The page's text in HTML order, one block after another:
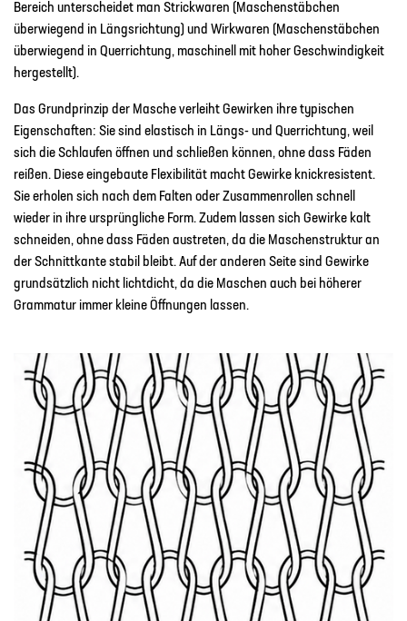
Bereich unterscheidet man Strickwaren (Maschenstäbchen
überwiegend in Längsrichtung) und Wirkwaren (Maschenstäbchen
überwiegend in Querrichtung, maschinell mit hoher Geschwindigkeit
hergestellt).
Das Grundprinzip der Masche verleiht Gewirken ihre typischen
Eigenschaften: Sie sind elastisch in Längs- und Querrichtung, weil
sich die Schlaufen öffnen und schließen können, ohne dass Fäden
reißen. Diese eingebaute Flexibilität macht Gewirke knickresistent.
Sie erholen sich nach dem Falten oder Zusammenrollen schnell
wieder in ihre ursprüngliche Form. Zudem lassen sich Gewirke kalt
schneiden, ohne dass Fäden austreten, da die Maschenstruktur an
der Schnittkante stabil bleibt. Auf der anderen Seite sind Gewirke
grundsätzlich nicht lichtdicht, da die Maschen auch bei höherer
Grammatur immer kleine Öffnungen lassen.